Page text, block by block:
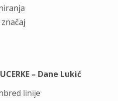
– Dane Lukić
linije